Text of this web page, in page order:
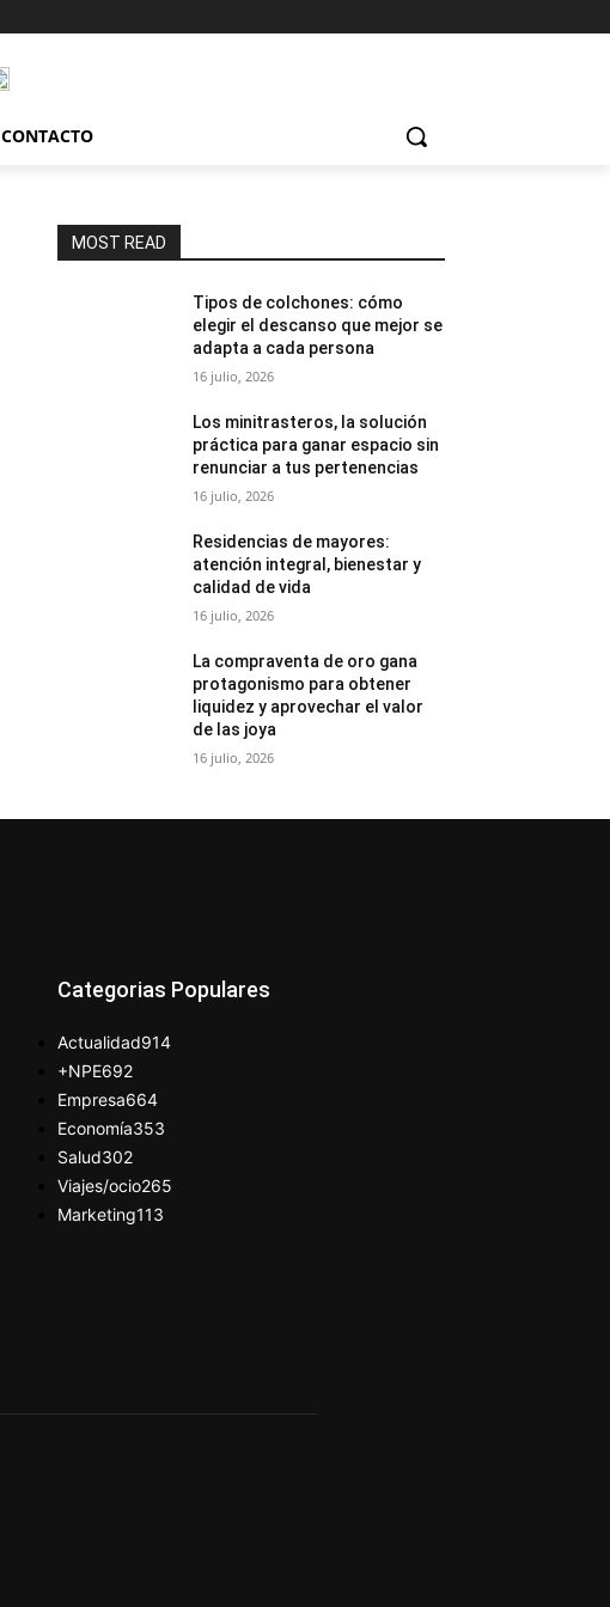
CONTACTO
MOST READ
Tipos de colchones: cómo
elegir el descanso que mejor se
adapta a cada persona
16 julio, 2026
Los minitrasteros, la solución
práctica para ganar espacio sin
renunciar a tus pertenencias
16 julio, 2026
Residencias de mayores:
atención integral, bienestar y
calidad de vida
16 julio, 2026
La compraventa de oro gana
protagonismo para obtener
liquidez y aprovechar el valor
de las joya
16 julio, 2026
Categorias Populares
Actualidad914
+NPE692
Empresa664
Economía353
Salud302
Viajes/ocio265
Marketing113